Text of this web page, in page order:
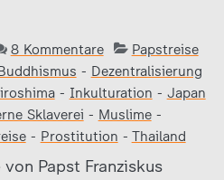
8 Kommentare
Papstreise
- Dezentralisierung
- Inkulturation - Japan
Sklaverei - Muslime-
- Prostitution - Thailand
Papst Franziskus